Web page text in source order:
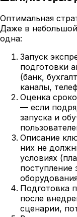
Оптимальная
Даже в
одна:
Запуск
подготовки
(банк,
каналы,
Оценка
— если
запуска и
Описание
них не
условиях
поступление
Подготовка
после
сценарии,